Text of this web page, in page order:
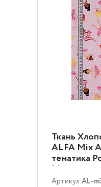
Ткань
ALFA Mix
тематика
Артикул:AL-